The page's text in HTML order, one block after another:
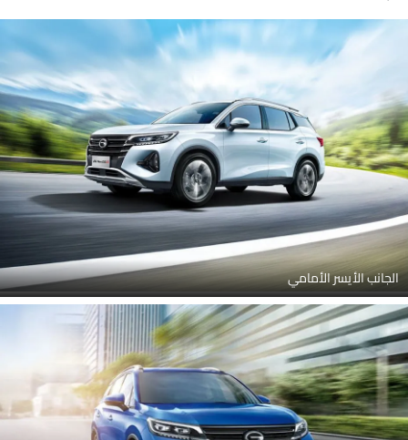
أمامي, مصباح خلفي, منظر الصندوق عن قرب, مصباح الضباب الأمامي,
منظر الشبك الأمامي, مرآة السائق الأمامية زاوية
الجانب الأيسر الأمامي